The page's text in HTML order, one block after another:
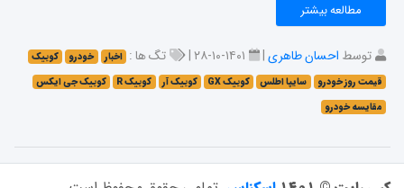
مطالعه بیشتر
توسط احسان طاهری| ۱۴۰۱-۱۰-۲۸ | تگ ها : اخبار خودرو
کوییک
قیمت روز خودرو
سایپا اطلس کوییک GX کوییک آر کوییک R
کوییک جی ایکس
مقایسه خودرو